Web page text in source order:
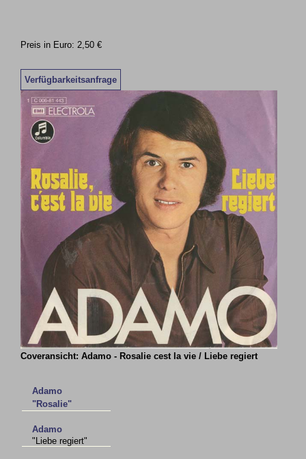
Preis in Euro: 2,50 €
Verfügbarkeitsanfrage
Coveransicht: Adamo - Rosalie cest la vie / Liebe regiert
Adamo
"Rosalie"
Adamo
"Liebe regiert"